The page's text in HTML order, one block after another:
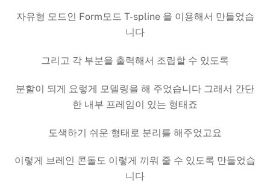
자유형 모드인 Form모드 T-spline 을 이용해서 만들었습
니다
그리고 각 부분을 출력해서 조립할 수 있도록
분할이 되게 요렇게 모델링을 해 주었습니다 그래서 간단
한 내부 프레임이 있는 형태죠
도색하기 쉬운 형태로 분리를 해주었고요
이렇게 브레인 콘돌도 이렇게 끼워 줄 수 있도록 만들었습
니다